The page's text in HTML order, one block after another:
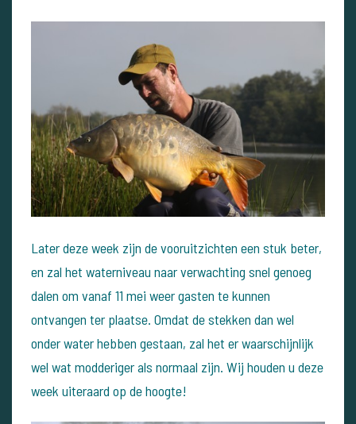
Later deze week zijn de vooruitzichten een stuk beter,
en zal het waterniveau naar verwachting snel genoeg
dalen om vanaf 11 mei weer gasten te kunnen
ontvangen ter plaatse. Omdat de stekken dan wel
onder water hebben gestaan, zal het er waarschijnlijk
wel wat modderiger als normaal zijn. Wij houden u deze
week uiteraard op de hoogte!